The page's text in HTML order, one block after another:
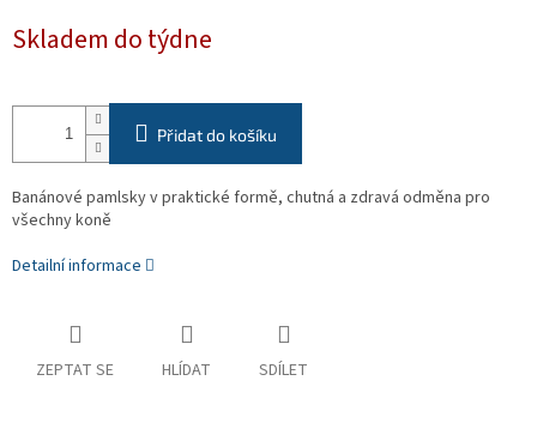
Skladem do týdne
Přidat do košíku
Banánové pamlsky v praktické formě, chutná a zdravá odměna pro
všechny koně
Detailní informace
ZEPTAT SE HLÍDAT SDÍLET